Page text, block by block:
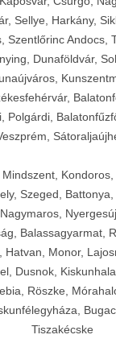
Sellye, Harkány,
Szentlőrinc Andocs,
Dunaföldvár,
Polgárdi,
Kondoros,
Szeged, Battonya,
Balassagyarmat,
Hatvan, Monor,
Dusnok,
Röszke,
Tiszakécske